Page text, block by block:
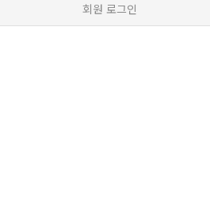
회원 로그인